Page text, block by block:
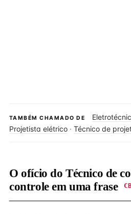
TAMBÉM CHAMADO DE
Projetista elétrico · Técnico de
O ofício do Técnico de
controle em uma frase